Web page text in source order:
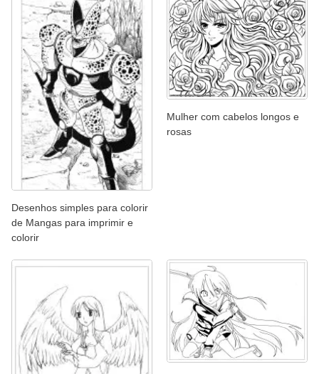
Desenhos simples para colorir
de Mangas para imprimir e
colorir
Mulher com cabelos longos e
rosas